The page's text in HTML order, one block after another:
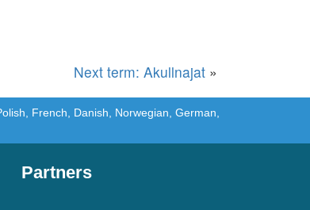
Next term: Akullnajat »
French, Danish, Norwegian, German,
Partners